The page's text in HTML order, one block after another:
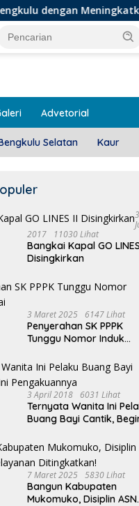
Meningkatkan Ruang
Advetorial
Selatan Kaur
Saling
Salurkan
3
2017
11030 Lihat
Bangkai Kapal GO
Disingkirkan
3 Maret 2025 6147 Lihat
Penyerahan SK PPPK
Tunggu Nomor Induk
3 April 2018 6031 Lihat
Ternyata Wanita Ini
Buang Bayi Cantik,
7 Maret 2025 5830 Lihat
Bangun Kabupaten
Mukomuko, Disiplin ASN